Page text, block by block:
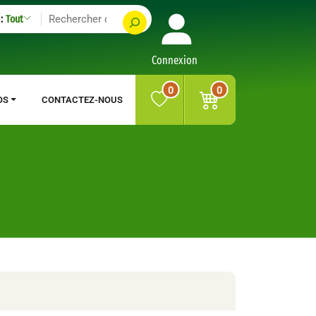
Tout
Connexion
CONTACTEZ-NOUS
0 0